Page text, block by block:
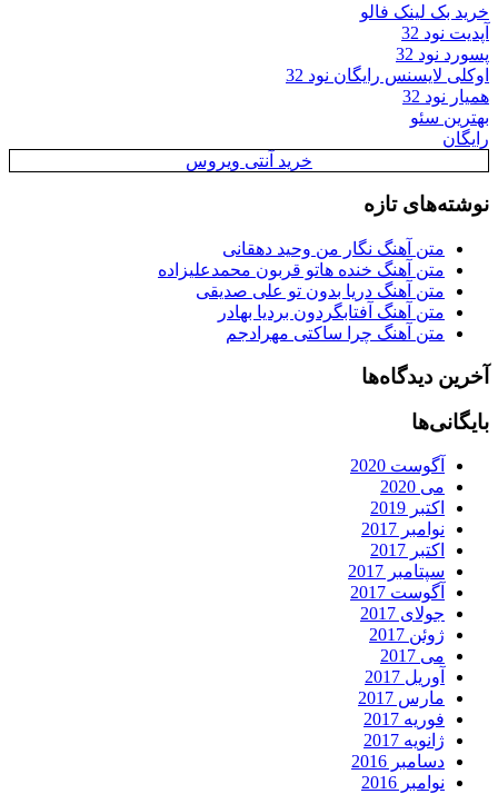
خرید بک لینک فالو
آپدیت نود 32
پسورد نود 32
اوکلی لایسنس رایگان نود 32
همیار نود 32
بهترین سئو
رایگان
خرید آنتی ویروس
نوشته‌های تازه
متن آهنگ نگار من وحید دهقانی
متن آهنگ خنده هاتو قربون محمدعلیزاده
متن آهنگ دریا بدون تو علی صدیقی
متن آهنگ آفتابگردون بردیا بهادر
متن آهنگ چرا ساکتی مهرادجم
آخرین دیدگاه‌ها
بایگانی‌ها
آگوست 2020
می 2020
اکتبر 2019
نوامبر 2017
اکتبر 2017
سپتامبر 2017
آگوست 2017
جولای 2017
ژوئن 2017
می 2017
آوریل 2017
مارس 2017
فوریه 2017
ژانویه 2017
دسامبر 2016
نوامبر 2016